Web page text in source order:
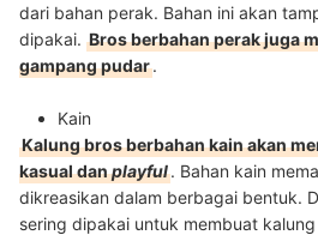
dari bahan perak. Bahan ini akan
dipakai. Bros berbahan perak juga
gampang pudar.
Kain
Kalung bros berbahan kain akan
kasual danplayful. Bahan kain
dikreasikan dalam berbagai bentuk.
sering dipakai untuk membuat